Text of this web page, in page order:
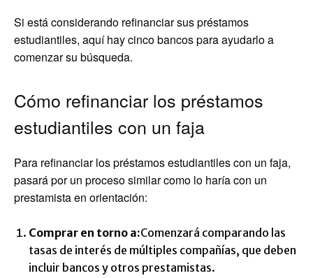
Si está considerando refinanciar sus préstamos
estudiantiles, aquí hay cinco bancos para ayudarlo a
comenzar su búsqueda.
Cómo refinanciar los préstamos
estudiantiles con un faja
Para refinanciar los préstamos estudiantiles con un faja,
pasará por un proceso similar como lo haría con un
prestamista en orientación:
Comprar en torno a:Comenzará comparando las
tasas de interés de múltiples compañías, que deben
incluir bancos y otros prestamistas.